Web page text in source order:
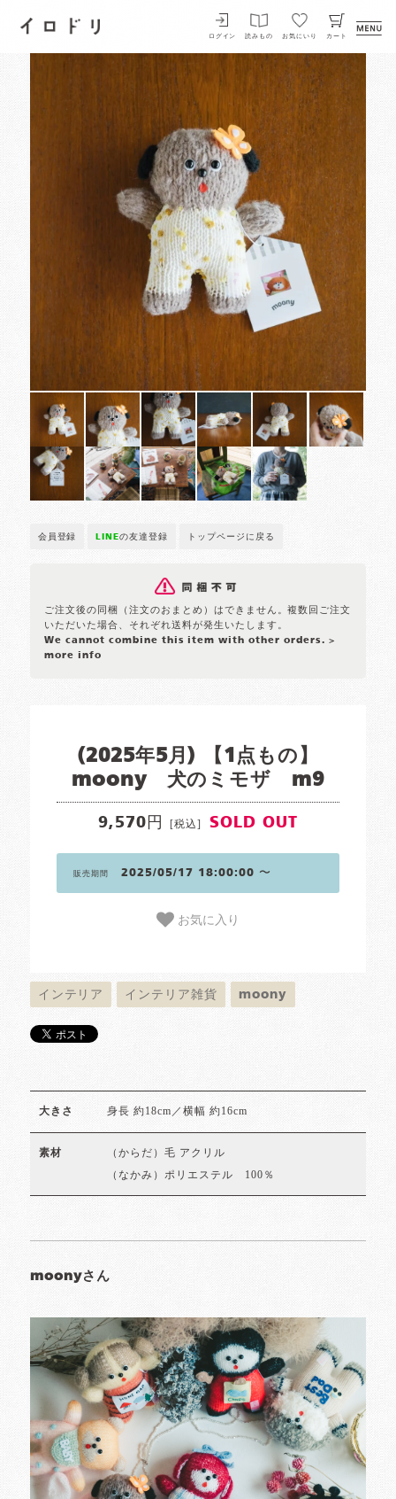
イロドリ
ログイン 読みもの お気にいり カート
会員登録 LINEの友達登録 トップページに戻る
ご注文後の同梱（注文のおまとめ）はできません。複数回ご注文
いただいた場合、それぞれ送料が発生いたします。
We cannot combine this item with other orders. >
more info
(2025年5月) 【1点もの】
moony 犬のミモザ m9
9,570円 [税込] SOLD OUT
販売期間 2025/05/17 18:00:00 〜
お気に入り
インテリア インテリア雑貨 moony
大きさ 身長 約18cm／横幅 約16cm
素材 （からだ）毛 アクリル
（なかみ）ポリエステル 100％
moonyさん